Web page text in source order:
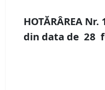
HOTĂRÂREA Nr.
din data de 28